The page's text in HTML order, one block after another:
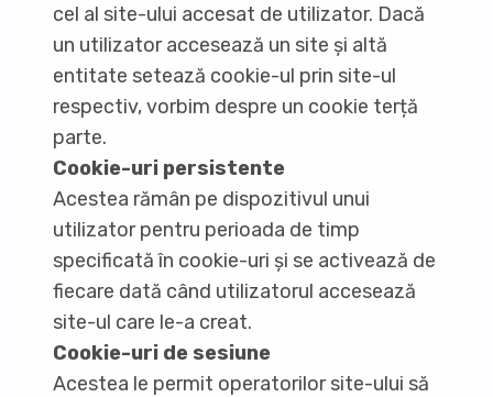
cel al site-ului accesat de utilizator. Dacă
un utilizator accesează un site și altă
entitate setează cookie-ul prin site-ul
respectiv, vorbim despre un cookie terță
parte.
Cookie-uri persistente
Acestea rămân pe dispozitivul unui
utilizator pentru perioada de timp
specificată în cookie-uri și se activează de
fiecare dată când utilizatorul accesează
site-ul care le-a creat.
Cookie-uri de sesiune
Acestea le permit operatorilor site-ului să